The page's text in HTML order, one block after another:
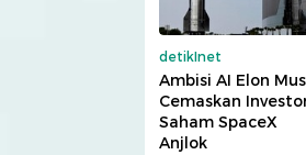
detikInet
Ambisi AI Elon
Cemaskan
Saham SpaceX
Anjlok